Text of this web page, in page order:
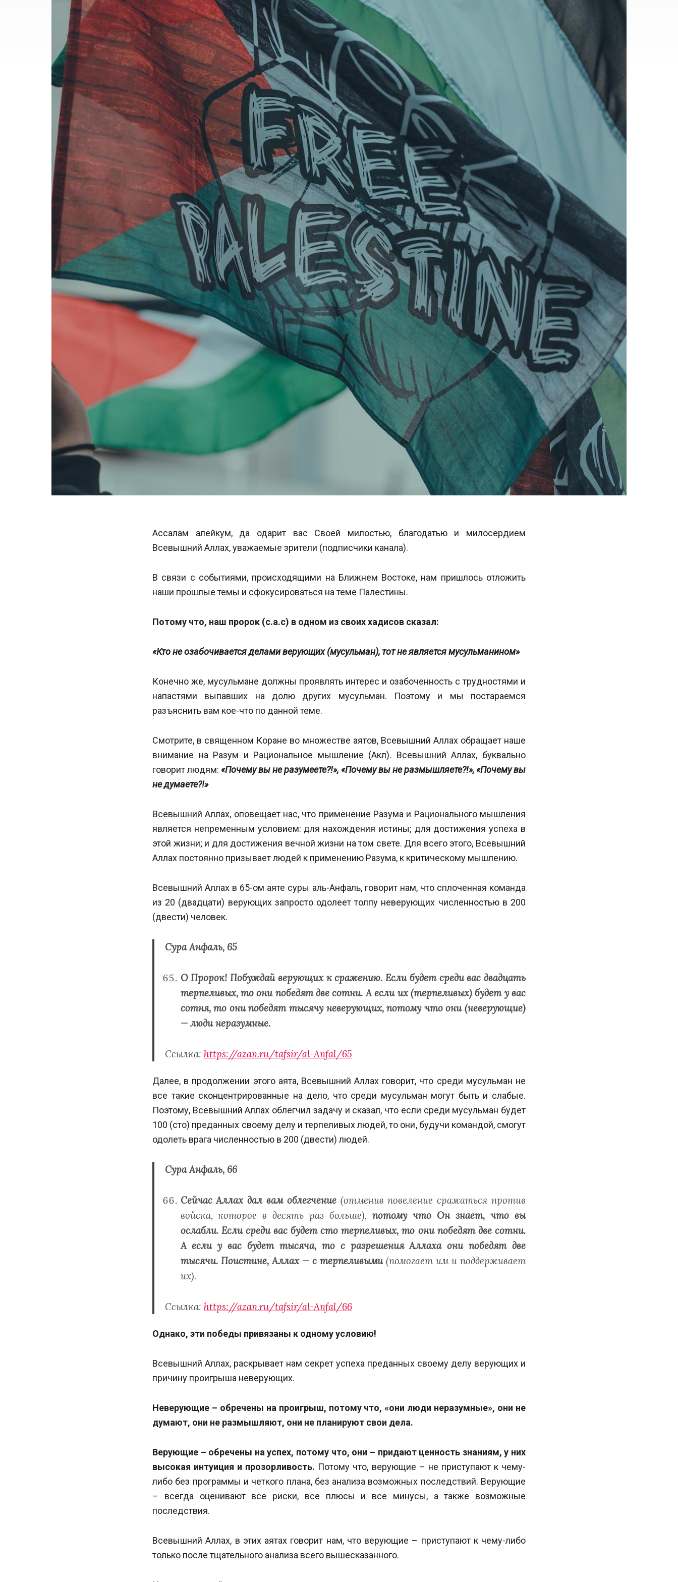
Ассалам алейкум, да одарит вас Cвоей милостью, благодатью и милосердием
Всевышний Аллах, уважаемые зрители (подписчики канала).
В связи с событиями, происходящими на Ближнем Востоке, нам пришлось отложить
наши прошлые темы и сфокусироваться на теме Палестины.
Потому что, наш пророк (с.а.с) в одном из своих хадисов сказал:
«Кто не озабочивается делами верующих (мусульман), тот не является мусульманином»
Конечно же, мусульмане должны проявлять интерес и озабоченность с трудностями и
напастями выпавших на долю других мусульман. Поэтому и мы постараемся
разъяснить вам кое-что по данной теме.
Смотрите, в священном Коране во множестве аятов, Всевышний Аллах обращает наше
внимание на Разум и Рациональное мышление (Акл). Всевышний Аллах, буквально
говорит людям:«Почему вы не разумеете?!», «Почему вы не размышляете?!», «Почему вы
не думаете?!»
Всевышний Аллах, оповещает нас, что применение Разума и Рационального мышления
является непременным условием: для нахождения истины; для достижения успеха в
этой жизни; и для достижения вечной жизни на том свете. Для всего этого, Всевышний
Аллах постоянно призывает людей к применению Разума, к критическому мышлению.
Всевышний Аллах в 65-ом аяте суры аль-Анфаль, говорит нам, что сплоченная команда
из 20 (двадцати) верующих запросто одолеет толпу неверующих численностью в 200
(двести) человек.
Сура Анфаль, 65
О Пророк! Побуждай верующих к сражению. Если будет среди вас двадцать
терпеливых, то они победят две сотни. А если их (терпеливых) будет у вас
сотня, то они победят тысячу неверующих, потому что они (неверующие)
— люди неразумные.
Ссылка: https://azan.ru/tafsir/al-Anfal/65
Далее, в продолжении этого аята, Всевышний Аллах говорит, что среди мусульман не
все такие сконцентрированные на дело, что среди мусульман могут быть и слабые.
Поэтому, Всевышний Аллах облегчил задачу и сказал, что если среди мусульман будет
100 (сто) преданных своему делу и терпеливых людей, то они, будучи командой, смогут
одолеть врага численностью в 200 (двести) людей.
Сура Анфаль, 66
Сейчас Аллах дал вам облегчение(отменив повеление сражаться против
войска, которое в десять раз больше),потому что Он знает, что вы
ослабли. Если среди вас будет сто терпеливых, то они победят две сотни.
А если у вас будет тысяча, то с разрешения Аллаха они победят две
тысячи. Поистине, Аллах — с терпеливыми(помогает им и поддерживает
их).
Ссылка: https://azan.ru/tafsir/al-Anfal/66
Однако, эти победы привязаны к одному условию!
Всевышний Аллах, раскрывает нам секрет успеха преданных своему делу верующих и
причину проигрыша неверующих.
Неверующие – обречены на проигрыш, потому что, «они люди неразумные», они не
думают, они не размышляют, они не планируют свои дела.
Верующие – обречены на успех, потому что, они – придают ценность знаниям, у них
высокая интуиция и прозорливость. Потому что, верующие – не приступают к чему-
либо без программы и четкого плана, без анализа возможных последствий. Верующие
– всегда оценивают все риски, все плюсы и все минусы, а также возможные
последствия.
Всевышний Аллах, в этих аятах говорит нам, что верующие – приступают к чему-либо
только после тщательного анализа всего вышесказанного.